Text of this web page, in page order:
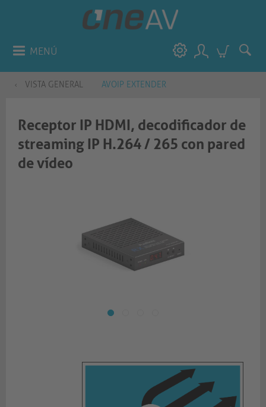
MENÚ
VISTA GENERAL AVOIP EXTENDER
Receptor IP HDMI, decodificador de
streaming IP H.264 / 265 con pared
de vídeo